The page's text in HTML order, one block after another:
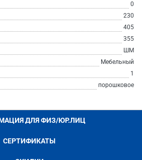
0
230
405
355
ШМ
Мебельный
1
порошковое
ДЛЯ ФИЗ/ЮР.ЛИЦ
СЕРТИФИКАТЫ